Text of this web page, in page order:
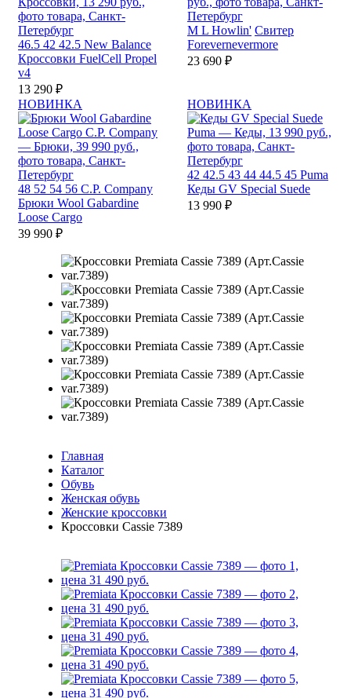
46.5 42 42.5 New Balance
Кроссовки FuelCell Propel
v4
13 290 ₽
M L Howlin' Свитер
Forevernevermore
23 690 ₽
НОВИНКА
48 52 54 56 C.P. Company
Брюки Wool Gabardine
Loose Cargo
39 990 ₽
НОВИНКА
42 42.5 43 44 44.5 45 Puma
Кеды GV Special Suede
13 990 ₽
Главная
Каталог
Обувь
Женская обувь
Женские кроссовки
Кроссовки Cassie 7389